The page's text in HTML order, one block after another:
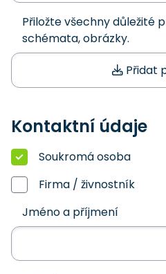
Přiložte všechny důležité
schémata, obrázky.
Přidat
Kontaktní údaje
Soukromá osoba
Firma / živnostník
Jméno a příjmení